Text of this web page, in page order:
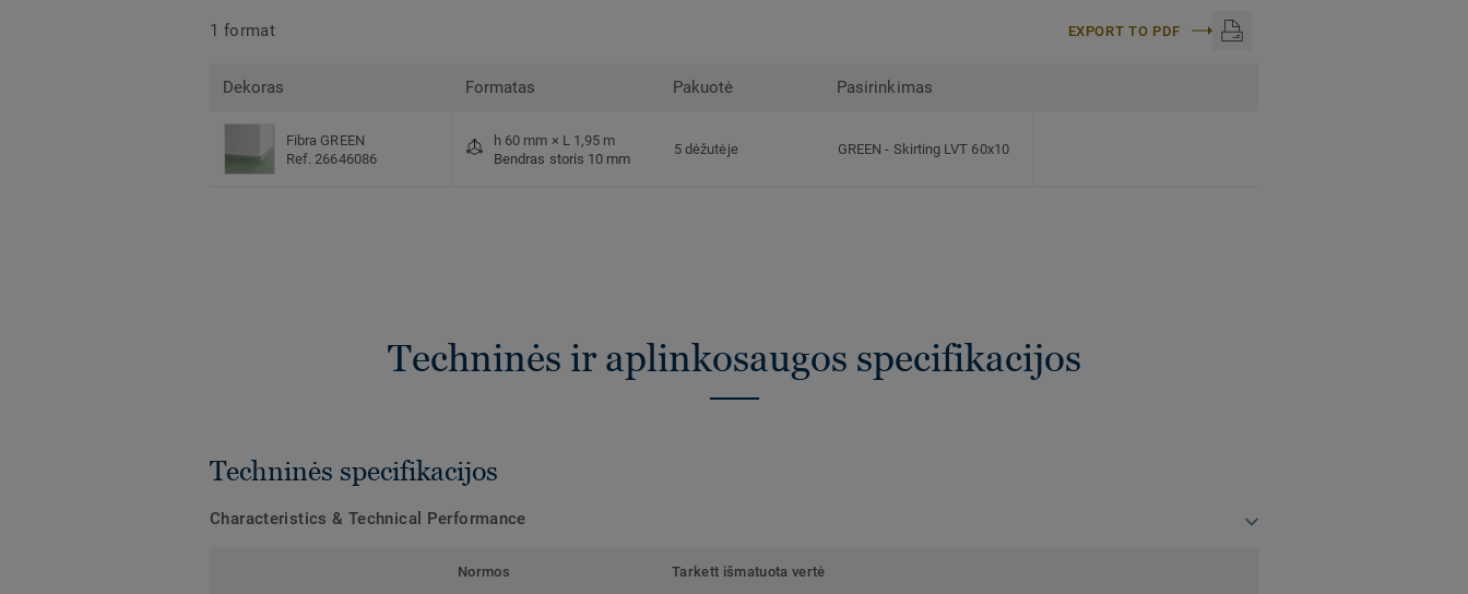
1 format EXPORT TO PDF
Dekoras Formatas Pakuotė Pasirinkimas
Fibra GREEN
Ref. 26646086
h 60 mm × L 1,95 m
Bendras storis 10 mm
5 dėžutėje GREEN- Skirting LVT 60x10
Techninės ir aplinkosaugos specifikacijos
Techninės specifikacijos
Characteristics & Technical Performance
Normos Tarkett išmatuota vertė